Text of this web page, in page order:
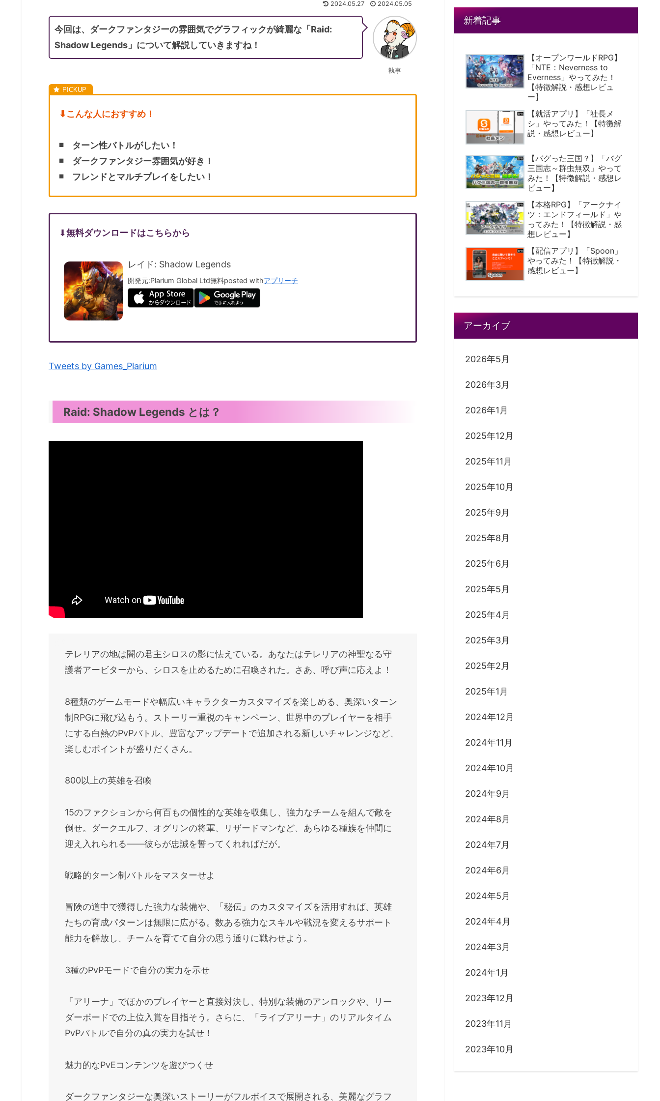
2024.05.27 2024.05.05
執事
今回は、ダークファンタジーの雰囲気でグラフィックが綺麗な「Raid:
Shadow Legends」について解説していきますね！
⬇︎こんな人におすすめ！
◾️ ターン性バトルがしたい！
◾️ ダークファンタジー雰囲気が好き！
◾️ フレンドとマルチプレイをしたい！
⬇︎無料ダウンロードはこちらから
レイド: Shadow Legends
開発元:Plarium Global Ltd無料posted withアプリーチ
Tweets by Games_Plarium
Raid: Shadow Legends とは？
テレリアの地は闇の君主シロスの影に怯えている。あなたはテレリアの神聖なる守
護者アービターから、シロスを止めるために召喚された。さあ、呼び声に応えよ！
8種類のゲームモードや幅広いキャラクターカスタマイズを楽しめる、奥深いターン
制RPGに飛び込もう。ストーリー重視のキャンペーン、世界中のプレイヤーを相手
にする白熱のPvPバトル、豊富なアップデートで追加される新しいチャレンジなど、
楽しむポイントが盛りだくさん。
800以上の英雄を召喚
15のファクションから何百もの個性的な英雄を収集し、強力なチームを組んで敵を
倒せ。ダークエルフ、オグリンの将軍、リザードマンなど、あらゆる種族を仲間に
迎え入れられる――彼らが忠誠を誓ってくれればだが。
戦略的ターン制バトルをマスターせよ
冒険の道中で獲得した強力な装備や、「秘伝」のカスタマイズを活用すれば、英雄
たちの育成パターンは無限に広がる。数ある強力なスキルや戦況を変えるサポート
能力を解放し、チームを育てて自分の思う通りに戦わせよう。
3種のPvPモードで自分の実力を示せ
「アリーナ」でほかのプレイヤーと直接対決し、特別な装備のアンロックや、リー
ダーボードでの上位入賞を目指そう。さらに、「ライブアリーナ」のリアルタイム
PvPバトルで自分の真の実力を試せ！
魅力的なPvEコンテンツを遊びつくせ
ダークファンタジーな奥深いストーリーがフルボイスで展開される、美麗なグラフ
新着記事
【オープンワールドRPG】
「NTE：Neverness to
Everness」やってみた！
【特徴解説・感想レビュ
ー】
【就活アプリ】「社長メ
シ」やってみた！【特徴解
説・感想レビュー】
【バグった三国？】「バグ
三国志～群虫無双」やって
みた！【特徴解説・感想レ
ビュー】
【本格RPG】「アークナイ
ツ：エンドフィールド」や
ってみた！【特徴解説・感
想レビュー】
【配信アプリ】「Spoon」
やってみた！【特徴解説・
感想レビュー】
アーカイブ
2026年5月
2026年3月
2026年1月
2025年12月
2025年11月
2025年10月
2025年9月
2025年8月
2025年6月
2025年5月
2025年4月
2025年3月
2025年2月
2025年1月
2024年12月
2024年11月
2024年10月
2024年9月
2024年8月
2024年7月
2024年6月
2024年5月
2024年4月
2024年3月
2024年1月
2023年12月
2023年11月
2023年10月